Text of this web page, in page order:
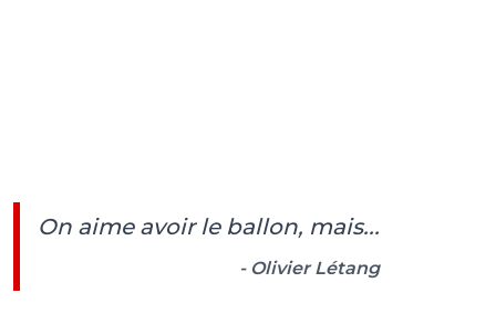
On aime avoir le ballon, mais...
- Olivier Létang